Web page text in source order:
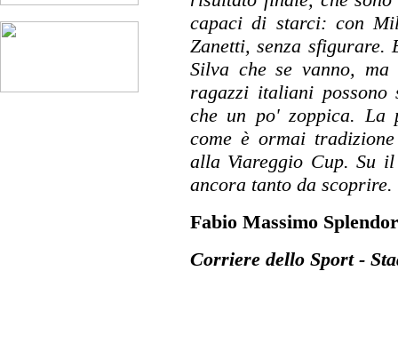
capaci di starci: con
Zanetti, senza sfigurare.
Silva che se vanno,
ragazzi italiani
che un po' zoppica. La
come è ormai
alla Viareggio Cup. Su
ancora tanto da scoprire.
Fabio Massimo
Corriere dello Sport -